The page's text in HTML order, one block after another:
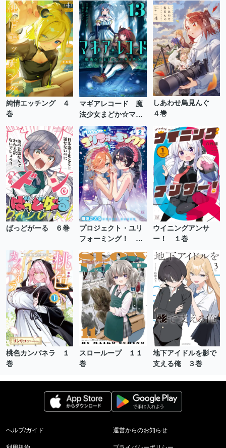
純情エッチング ４
巻
マギアレコード 魔
法少女まどか☆マギ
カ外伝 １３巻
しあわせ鳥見んぐ
４巻
ばっどがーる ６巻
プロジェクト・ユリ
フォーミング！ ２
ウイニングアンサ
ー！ １巻
桃色カンパネラ １
巻
スローループ １１
巻
地下アイドルを影で
支える俺 ３巻
ヘルプ/ガイド 運営からのお知らせ